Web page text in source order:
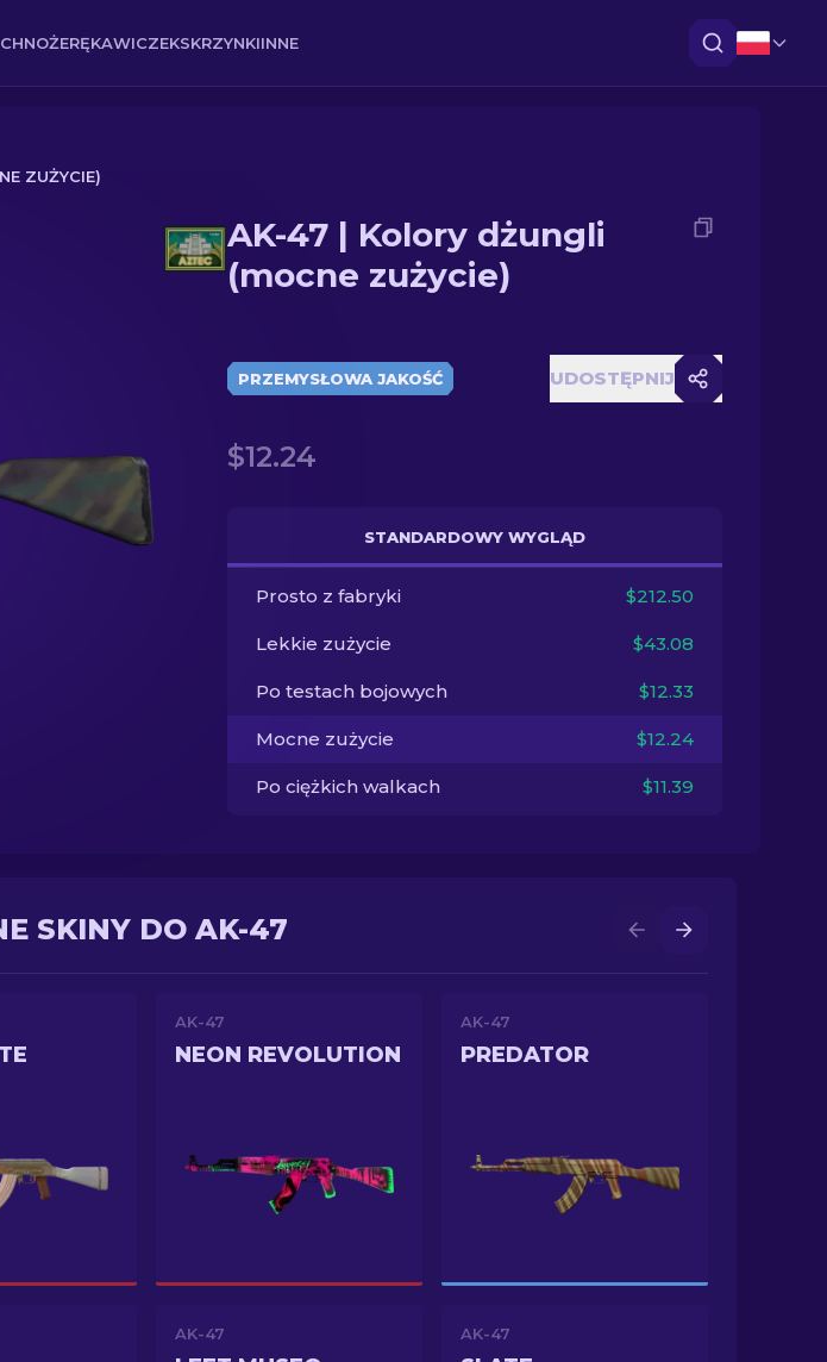
NOŻERĘKAWICZEKSKRZYNKIINNE
ZUŻYCIE)
AK-47 | Kolory dżungli
(mocne zużycie)
PRZEMYSŁOWA JAKOŚĆ UDOSTĘPNIJ
$12.24
STANDARDOWY WYGLĄD
Prosto z fabryki $212.50
Lekkie zużycie $43.08
Po testach bojowych $12.33
Mocne zużycie $12.24
Po ciężkich walkach $11.39
SKINY DO AK-47
AK-47
NEON REVOLUTION
AK-47
PREDATOR
AK-47 AK-47